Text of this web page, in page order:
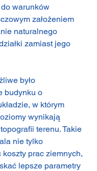
warunków
założeniem
naturalnego
zamiast jego
było
budynku o
w którym
wynikają
terenu. Takie
nie tylko
prac ziemnych,
lepsze parametry